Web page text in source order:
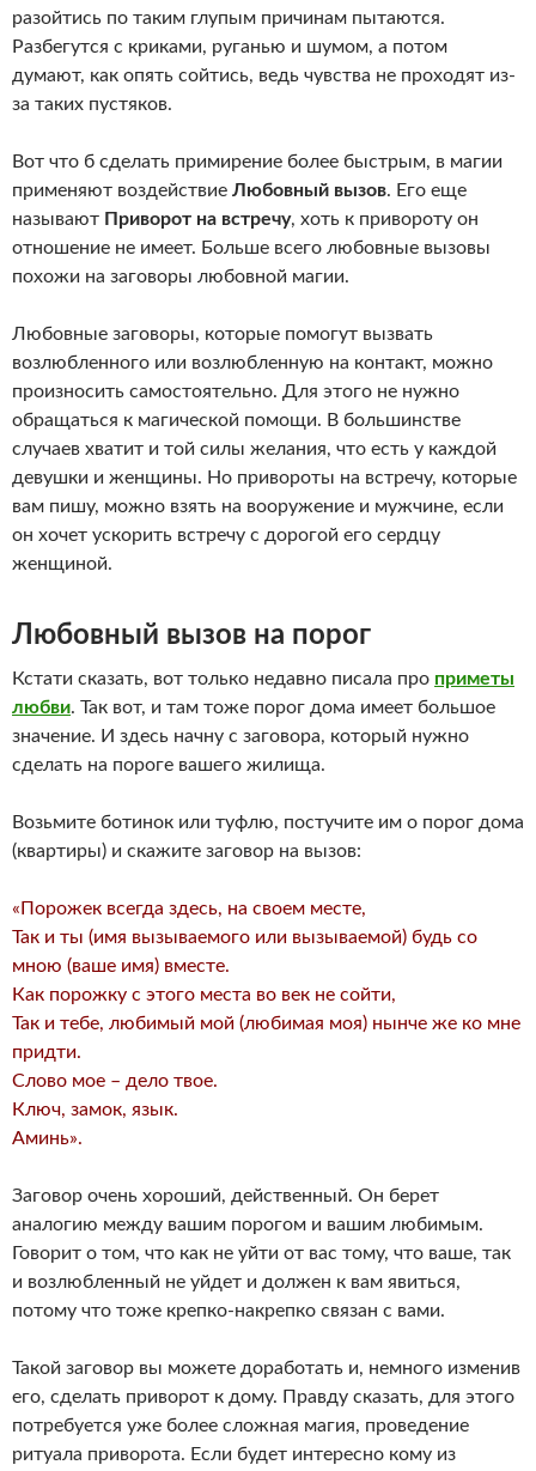
разойтись по таким глупым причинам пытаются.
Разбегутся с криками, руганью и шумом, а потом
думают, как опять сойтись, ведь чувства не проходят из-
за таких пустяков.
Вот что б сделать примирение более быстрым, в магии
применяют воздействие Любовный вызов. Его еще
называют Приворот на встречу, хоть к привороту он
отношение не имеет. Больше всего любовные вызовы
похожи на заговоры любовной магии.
Любовные заговоры, которые помогут вызвать
возлюбленного или возлюбленную на контакт, можно
произносить самостоятельно. Для этого не нужно
обращаться к магической помощи. В большинстве
случаев хватит и той силы желания, что есть у каждой
девушки и женщины. Но привороты на встречу, которые
вам пишу, можно взять на вооружение и мужчине, если
он хочет ускорить встречу с дорогой его сердцу
женщиной.
Любовный вызов на порог
Кстати сказать, вот только недавно писала про приметы
любви. Так вот, и там тоже порог дома имеет большое
значение. И здесь начну с заговора, который нужно
сделать на пороге вашего жилища.
Возьмите ботинок или туфлю, постучите им о порог дома
(квартиры) и скажите заговор на вызов:
«Порожек всегда здесь, на своем месте,
Так и ты (имя вызываемого или вызываемой) будь со
мною (ваше имя) вместе.
Как порожку с этого места во век не сойти,
Так и тебе, любимый мой (любимая моя) нынче же ко мне
придти.
Слово мое – дело твое.
Ключ, замок, язык.
Аминь».
Заговор очень хороший, действенный. Он берет
аналогию между вашим порогом и вашим любимым.
Говорит о том, что как не уйти от вас тому, что ваше, так
и возлюбленный не уйдет и должен к вам явиться,
потому что тоже крепко-накрепко связан с вами.
Такой заговор вы можете доработать и, немного изменив
его, сделать приворот к дому. Правду сказать, для этого
потребуется уже более сложная магия, проведение
ритуала приворота. Если будет интересно кому из